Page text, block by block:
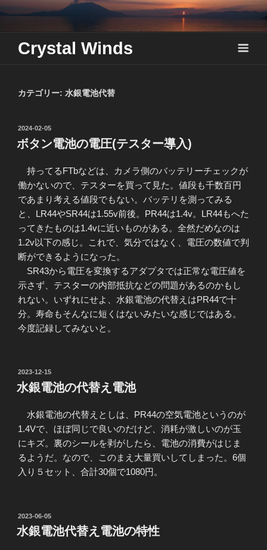
Skip
content
Crystal Winds
カテゴリー: 水銀電池代替
投
稿
日:
2024-02-05
ボタン電池の電圧(テスター導入)
持ってるFTbなどは、カメラ側のバッテリーチェックが
働かないので、テスターを買って見た。値段も千数百円
であまり考える値段でもない。バッテリを測ってみる
と、LR44やSR44は1.55v前後。PR44は1.4v。LR44もへた
ってきたものは1.4vに近いものがある。全然だめなのは
1.2v以下の感じ。これで、気分ではなく、電圧の数値で判
断ができるようになった。
SR43から電圧を変換するアダプタでは正常な電圧値を
示さず、テスターの内部抵抗などの問題があるのかもし
れない。いずれにせよ、水銀電池の代替えはPR44で十
分。寿命もそんなに短くはないみたいな感じではある。
今度記録してみないと。
投
稿
日:
2023-12-15
水銀電池の代替え電池
水銀電池の代替えとしは、PR44の空気電池というのが
1.4Vで、ほぼ同じで良いのだけど、消耗が激しいのが玉
にキズ。裏のシールを剥がしたら、電池の消費がはじま
るようだ。なので、このまえ大量買いしてしまった。6個
入り５セット、合計30個で1080円。
投
稿
日:
2023-06-05
水銀電池代替え電池の特性